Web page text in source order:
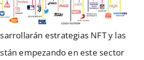
estrategias NFT y las
empezando en este sector